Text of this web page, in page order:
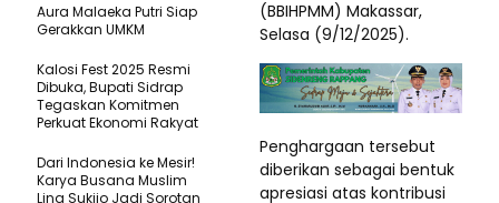
(BBIHPMM) Makassar,
Selasa (9/12/2025).
Penghargaan tersebut
diberikan sebagai bentuk
apresiasi atas kontribusi
Aura Malaeka Putri Siap
Gerakkan UMKM
Kalosi Fest 2025 Resmi
Dibuka, Bupati Sidrap
Tegaskan Komitmen
Perkuat Ekonomi Rakyat
Dari Indonesia ke Mesir!
Karya Busana Muslim
Lina Sukijo Jadi Sorotan